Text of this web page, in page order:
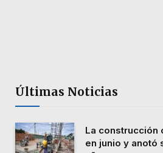
Últimas Noticias
La construcción
en junio y anotó